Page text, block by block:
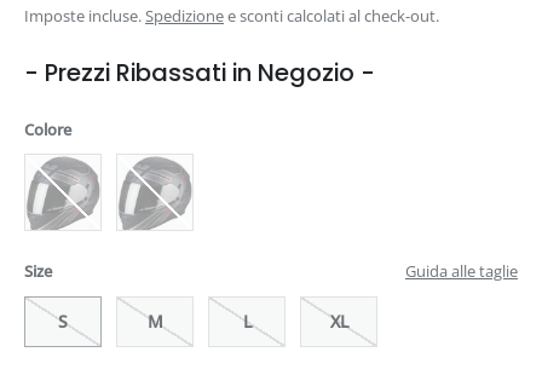
Imposte incluse.Spedizionee sconti calcolati al check-out.
- Prezzi Ribassati in Negozio -
Colore
Size Guida alle taglie
S M L XL